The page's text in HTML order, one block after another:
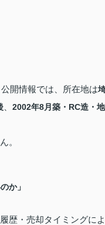
開情報では、所在地は
2002年8月築・RC造・地
。
か」
歴・売却タイミングによ